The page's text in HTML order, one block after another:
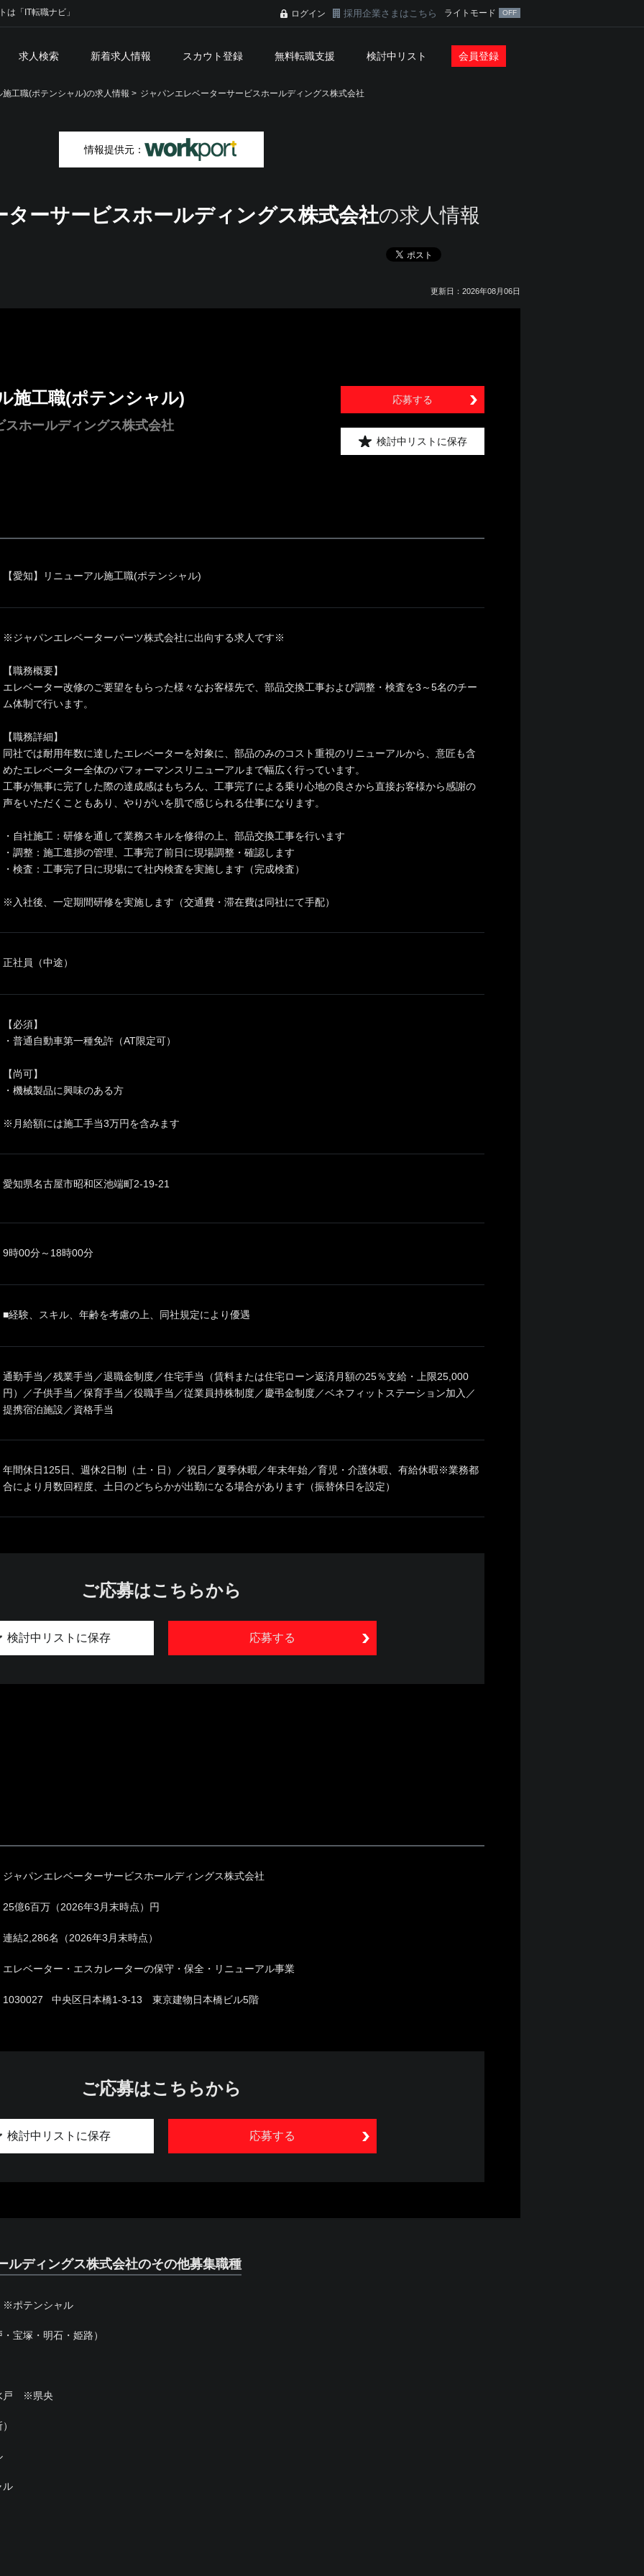
は「IT転職ナビ」 ログイン 採用企業さまはこちら ライトモード
求人検索 新着求人情報 スカウト登録 無料転職支援 検討中リスト 会員登録
工職(ポテンシャル)の求人情報 > ジャパンエレベーターサービスホールディングス株式会社
情報提供元：
ーサービスホールディングス株式会社の求人情報
更新日：2026年08月06日
施工職(ポテンシャル)
ホールディングス株式会社
応募する
検討中リストに保存
【愛知】リニューアル施工職(ポテンシャル)
※ジャパンエレベーターパーツ株式会社に出向する求人です※
【職務概要】
エレベーター改修のご要望をもらった様々なお客様先で、部品交換工事および調整・検査を3～5名のチー
ム体制で行います。
【職務詳細】
同社では耐用年数に達したエレベーターを対象に、部品のみのコスト重視のリニューアルから、意匠も含
めたエレベーター全体のパフォーマンスリニューアルまで幅広く行っています。
工事が無事に完了した際の達成感はもちろん、工事完了による乗り心地の良さから直接お客様から感謝の
声をいただくこともあり、やりがいを肌で感じられる仕事になります。
・自社施工：研修を通して業務スキルを修得の上、部品交換工事を行います
・調整：施工進捗の管理、工事完了前日に現場調整・確認します
・検査：工事完了日に現場にて社内検査を実施します（完成検査）
※入社後、一定期間研修を実施します（交通費・滞在費は同社にて手配）
正社員（中途）
【必須】
・普通自動車第一種免許（AT限定可）
【尚可】
・機械製品に興味のある方
※月給額には施工手当3万円を含みます
愛知県名古屋市昭和区池端町2-19-21
9時00分～18時00分
■経験、スキル、年齢を考慮の上、同社規定により優遇
通勤手当／残業手当／退職金制度／住宅手当（賃料または住宅ローン返済月額の25％支給・上限25,000
円）／子供手当／保育手当／役職手当／従業員持株制度／慶弔金制度／ベネフィットステーション加入／
提携宿泊施設／資格手当
年間休日125日、週休2日制（土・日）／祝日／夏季休暇／年末年始／育児・介護休暇、有給休暇※業務都
合により月数回程度、土日のどちらかが出勤になる場合があります（振替休日を設定）
ご応募はこちらから
応募する
検討中リストに保存
ジャパンエレベーターサービスホールディングス株式会社
25億6百万（2026年3月末時点）円
連結2,286名（2026年3月末時点）
エレベーター・エスカレーターの保守・保全・リニューアル事業
1030027 中央区日本橋1-3-13 東京建物日本橋ビル5階
ご応募はこちらから
応募する
検討中リストに保存
ルディングス株式会社のその他募集職種
※ポテンシャル
宝塚・明石・姫路）
戸 ※県央
ル